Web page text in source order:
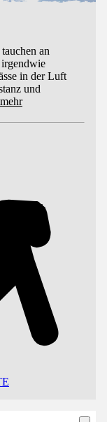
an
in der Luft
und
mehr